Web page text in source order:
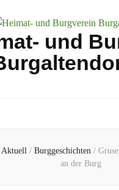
und
/ Burggeschichten /
an der Burg